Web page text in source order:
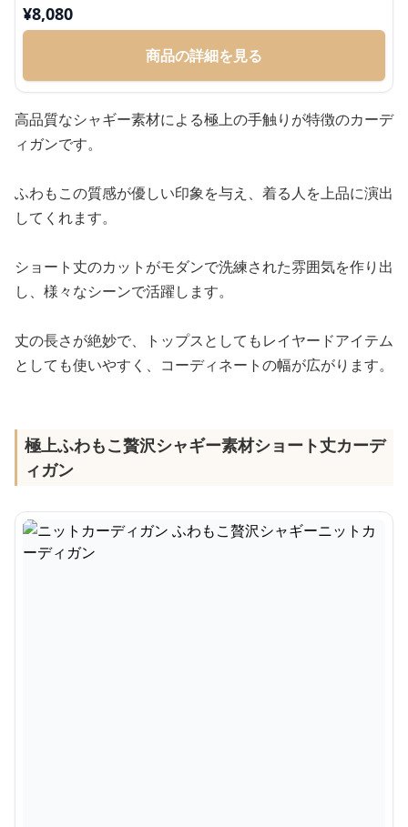
¥8,080
商品の詳細を見る
高品質なシャギー素材による極上の手触りが特徴のカーデ
ィガンです。
ふわもこの質感が優しい印象を与え、着る人を上品に演出
してくれます。
ショート丈のカットがモダンで洗練された雰囲気を作り出
し、様々なシーンで活躍します。
丈の長さが絶妙で、トップスとしてもレイヤードアイテム
としても使いやすく、コーディネートの幅が広がります。
極上ふわもこ贅沢シャギー素材ショート丈カーデ
ィガン